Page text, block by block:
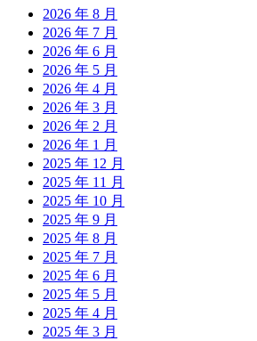
2026 年 8 月
2026 年 7 月
2026 年 6 月
2026 年 5 月
2026 年 4 月
2026 年 3 月
2026 年 2 月
2026 年 1 月
2025 年 12 月
2025 年 11 月
2025 年 10 月
2025 年 9 月
2025 年 8 月
2025 年 7 月
2025 年 6 月
2025 年 5 月
2025 年 4 月
2025 年 3 月